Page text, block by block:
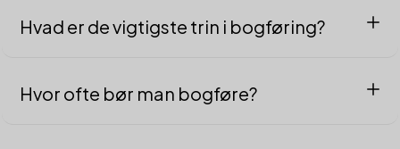
Hvad er de vigtigste trin i bogføring?
Hvor ofte bør man bogføre?